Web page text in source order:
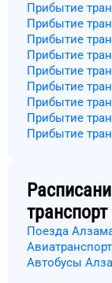
Прибытие
Прибытие
Прибытие
Прибытие
Прибытие
Прибытие
Прибытие
Прибытие
Прибытие
транспорт
Поезда
Автобусы